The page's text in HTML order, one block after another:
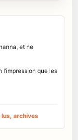
et ne
que les
archives